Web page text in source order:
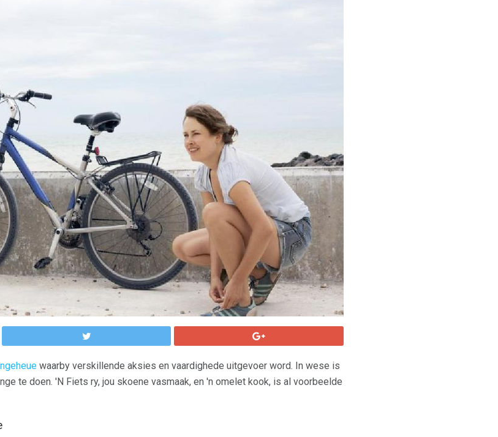
waarby verskillende aksies en vaardighede uitgevoer word. In wese is
te doen. 'N Fiets ry, jou skoene vasmaak, en 'n omelet kook, is al voorbeelde